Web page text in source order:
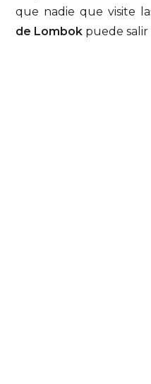
que nadie que visite
de Lombok puede